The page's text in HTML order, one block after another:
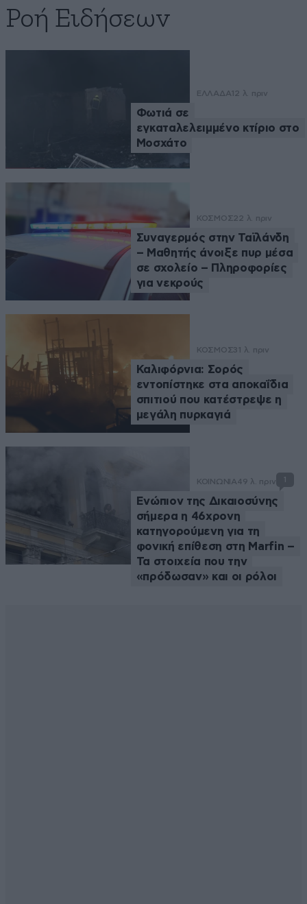
Ροή Ειδήσεων
ΕΛΛΑΔΑ 12 λ. πριν
Φωτιά σε
εγκαταλελειμμένο κτίριο στο
Μοσχάτο
ΚΟΣΜΟΣ22 λ. πριν
Συναγερμός στην Ταϊλάνδη
– Μαθητής άνοιξε πυρ μέσα
σε σχολείο – Πληροφορίες
για νεκρούς
ΚΟΣΜΟΣ31 λ. πριν
Καλιφόρνια: Σορός
εντοπίστηκε στα αποκαΐδια
σπιτιού που κατέστρεψε η
μεγάλη πυρκαγιά
ΚΟΙΝΩΝΙΑ49 λ. πριν 1
Ενώπιον της Δικαιοσύνης
σήμερα η 46χρονη
κατηγορούμενη για τη
φονική επίθεση στη Marfin –
Τα στοιχεία που την
«πρόδωσαν» και οι ρόλοι